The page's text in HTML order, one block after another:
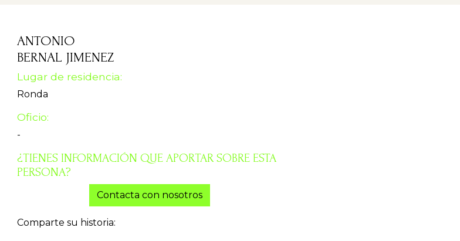
ANTONIO
BERNAL JIMENEZ
Lugar de residencia:
Ronda
Oficio:
-
¿TIENES INFORMACIÓN QUE APORTAR SOBRE ESTA
PERSONA?
Contacta con nosotros
Comparte su historia: